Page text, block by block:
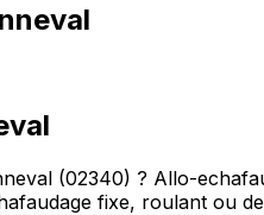
(02340) ? Allo-
fixe, roulant ou